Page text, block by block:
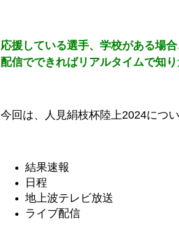
応援している選手、学校がある場
配信でできればリアルタイムで知
今回は、 人見絹枝杯陸上2024につい
結果速報
日程
地上波テレビ放送
ライブ配信